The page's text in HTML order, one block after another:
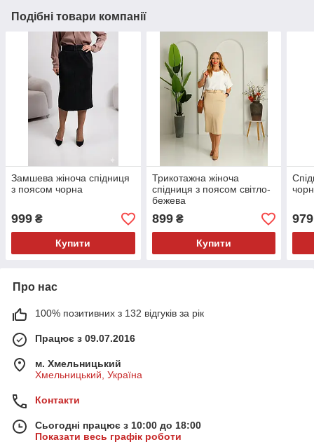
Подібні товари компанії
Замшева жіноча спідниця
з поясом чорна
999 ₴
Купити
Трикотажна жіноча
спідниця з поясом світло-
бежева
899₴
Купити
979
Про нас
100% позитивних з 132 відгуків за рік
Працює з 09.07.2016
м. Хмельницький
Хмельницький, Україна
Контакти
Сьогодні працює з 10:00 до 18:00
Показати весь графік роботи